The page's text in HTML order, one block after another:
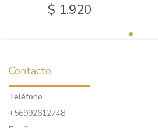
$ 1.920
Contacto
Teléfono
+56992612748